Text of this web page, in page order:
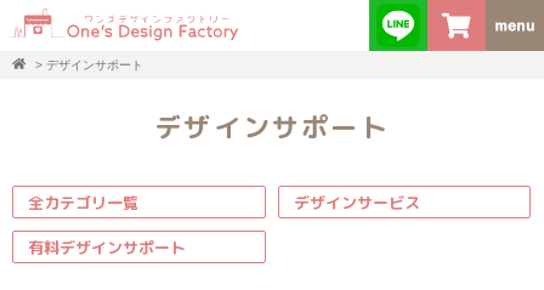
> デザインサポート
デザインサポート
全カテゴリ一覧 デザインサービス
有料デザインサポート